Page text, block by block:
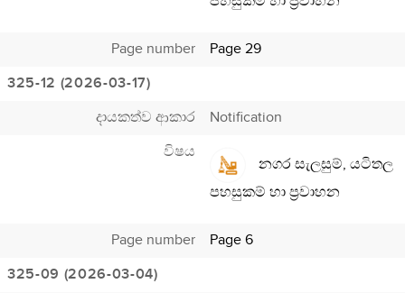
Page number
Page 29
325-12 (2026-03-17)
දායකත්ව ආකාර
Notification
විෂය
නගර සැලසුම්, යටිතල
පහසුකම් හා ප්‍රවාහන
Page number
Page 6
325-09 (2026-03-04)